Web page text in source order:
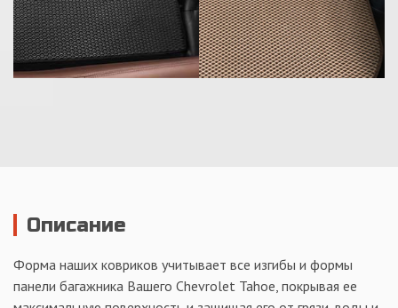
Описание
Форма наших ковриков учитывает все изгибы и формы
панели багажника Вашего Chevrolet Tahoe, покрывая ее